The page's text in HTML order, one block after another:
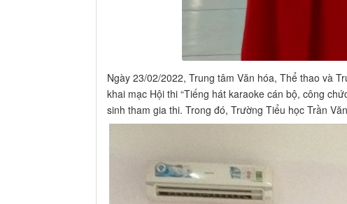
Ngày 23/02/2022, Trung tâm Văn hóa, Thể thao và
khai mạc Hội thi “Tiếng hát karaoke cán bộ, công
sinh tham gia thi. Trong đó, Trường Tiểu học Trần